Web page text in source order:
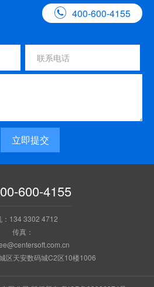
 400-600-4155
立即提交
600-4155
：134 3302 4712
传真：
区天安数码城C2区10楼1006